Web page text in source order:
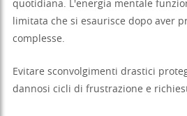
quotidiana. L'energia mentale
limitata che si esaurisce dopo aver
complesse.
Evitare sconvolgimenti drastici
dannosi cicli di frustrazione e